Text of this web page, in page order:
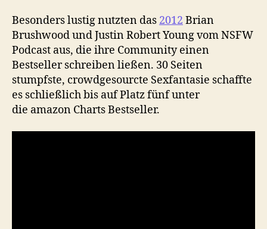
Besonders lustig nutzten das 2012 Brian
Brushwood und Justin Robert Young vom NSFW
Podcast aus, die ihre Community einen
Bestseller schreiben ließen. 30 Seiten
stumpfste, crowdgesourcte Sexfantasie schaffte
es schließlich bis auf Platz fünf unter
die amazon Charts Bestseller.